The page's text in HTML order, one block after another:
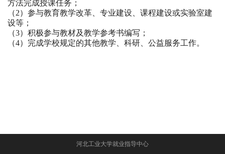
方法完成授课任务；
（2）参与教育教学改革、专业建设、课程建设或实验室建
设等；
（3）积极参与教材及教学参考书编写；
（4）完成学校规定的其他教学、科研、公益服务工作。
河北工业大学就业指导中心